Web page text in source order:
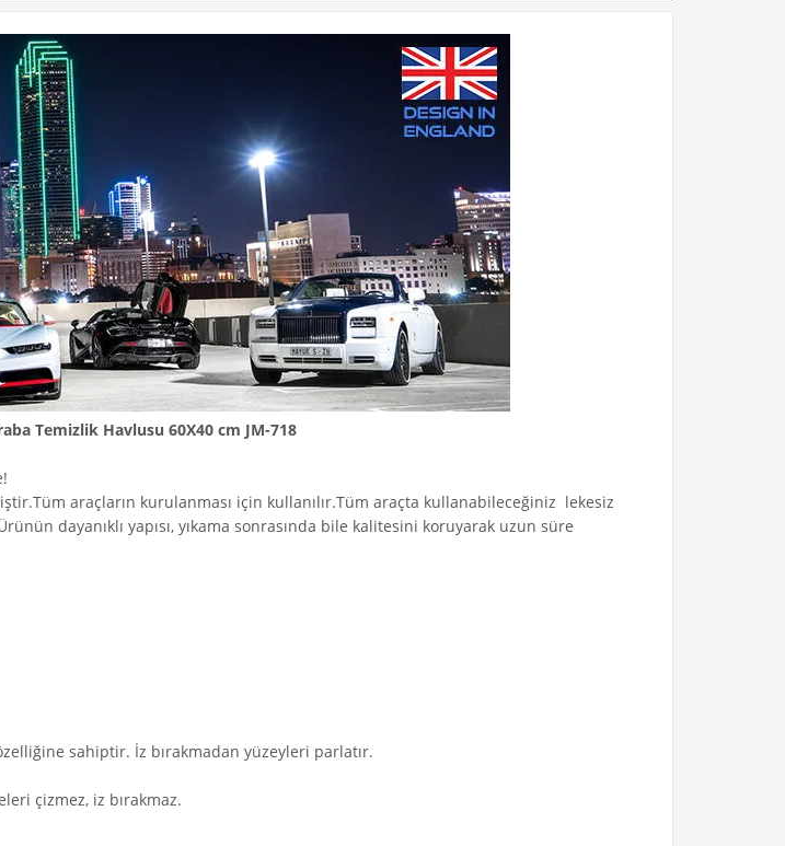
Temizlik Havlusu 60X40 cm JM-718
araçların kurulanması için kullanılır.Tüm araçta kullanabileceğiniz lekesiz
dayanıklı yapısı, yıkama sonrasında bile kalitesini koruyarak uzun süre
sahiptir. İz bırakmadan yüzeyleri parlatır.
çizmez, iz bırakmaz.